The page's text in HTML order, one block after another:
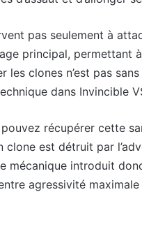
pas seulement à
principal, permettant
les clones n’est pas
dans Invincible
récupérer cette
clone est détruit par
mécanique introduit
agressivité